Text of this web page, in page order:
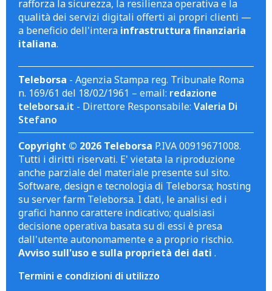
rafforza la sicurezza, la resilienza operativa e la
qualità dei servizi digitali offerti ai propri clienti —
a beneficio dell'intera infrastruttura finanziaria
italiana.
Teleborsa - Agenzia Stampa reg. Tribunale Roma
n. 169/61 del 18/02/1961 – email: redazione
teleborsa.it - Direttore Responsabile: Valeria Di
Stefano
Copyright © 2026 Teleborsa P.IVA 00919671008.
Tutti i diritti riservati. E' vietata la riproduzione
anche parziale del materiale presente sul sito.
Software, design e tecnologia di Teleborsa; hosting
su server farm Teleborsa. I dati, le analisi ed i
grafici hanno carattere indicativo; qualsiasi
decisione operativa basata su di essi è presa
dall'utente autonomamente e a proprio rischio.
Avviso sull'uso e sulla proprietà dei dati .
Termini e condizioni di utilizzo